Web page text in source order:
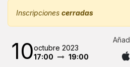
Inscripciones cerradas
10octubre 2023
17:00
19:00